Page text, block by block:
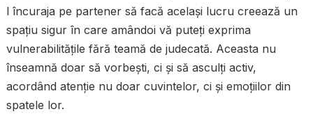
l încuraja pe partener să facă același lucru creează un
spațiu sigur în care amândoi vă puteți exprima
vulnerabilitățile fără teamă de judecată. Aceasta nu
înseamnă doar să vorbești, ci și să asculți activ,
acordând atenție nu doar cuvintelor, ci și emoțiilor din
spatele lor.